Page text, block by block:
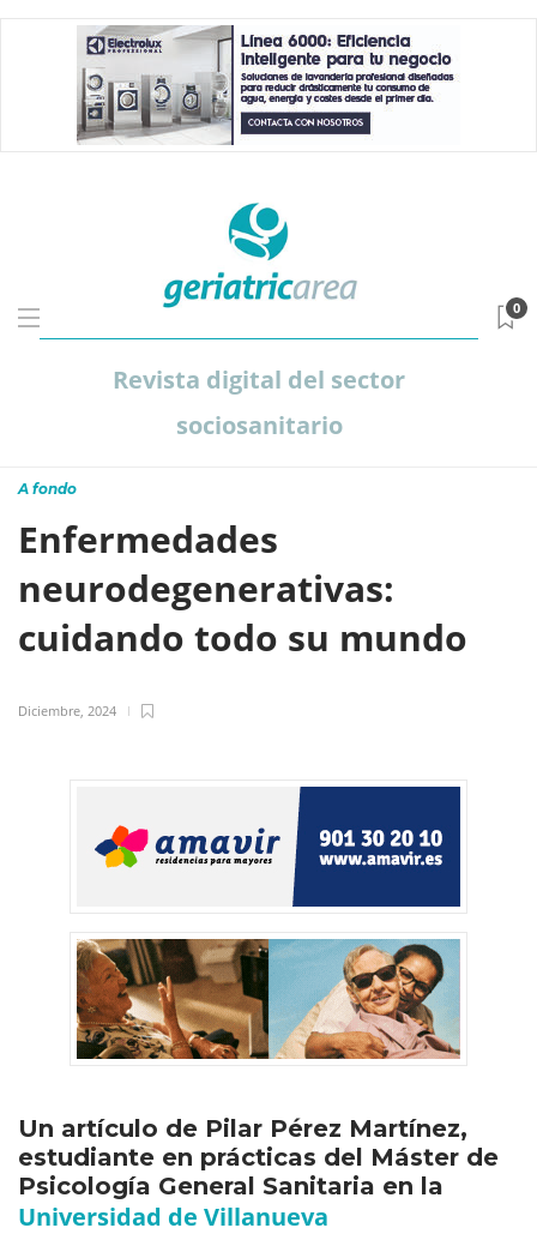
Revista digital del sector
sociosanitario
0
A fondo
Enfermedades
neurodegenerativas:
cuidando todo su mundo
Diciembre, 2024
Un artículo de Pilar Pérez Martínez,
estudiante en prácticas del Máster de
Psicología General Sanitaria en la
Universidad de Villanueva